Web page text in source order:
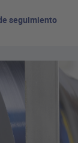
seguimiento